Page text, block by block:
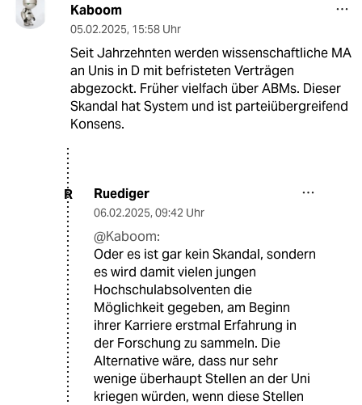
Kaboom
05.02.2025, 15:58 Uhr
Seit Jahrzehnten werden wissenschaftliche MA
an Unis in D mit befristeten Verträgen
abgezockt. Früher vielfach über ABMs. Dieser
Skandal hat System und ist parteiübergreifend
Konsens.
R Ruediger
06.02.2025, 09:42 Uhr
@Kaboom:
Oder es ist gar kein Skandal, sondern
es wird damit vielen jungen
Hochschulabsolventen die
Möglichkeit gegeben, am Beginn
ihrer Karriere erstmal Erfahrung in
der Forschung zu sammeln. Die
Alternative wäre, dass nur sehr
wenige überhaupt Stellen an der Uni
kriegen würden, wenn diese Stellen